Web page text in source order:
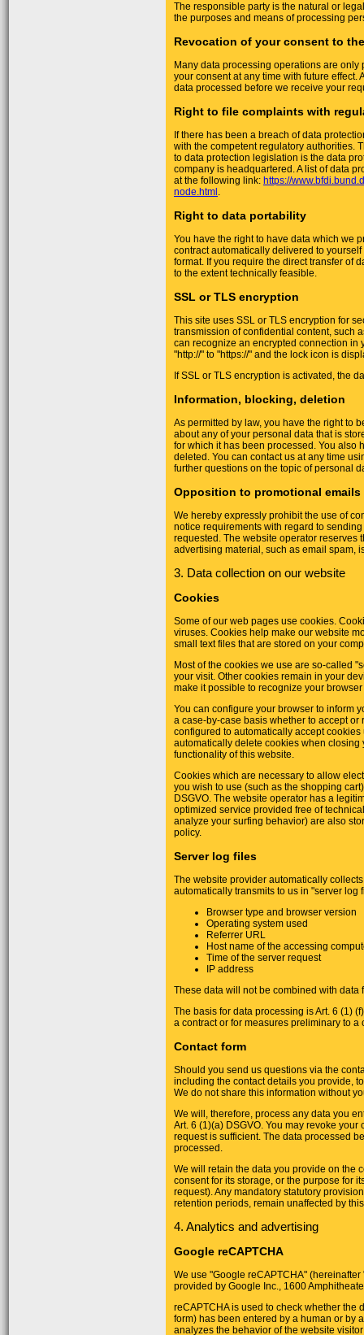
The responsible party is the natural or
the purposes and means of processing
Revocation of your consent to
Many data processing operations are
your consent at any time with future
data processed before we receive your
Right to file complaints with
If there has been a breach of data
with the competent regulatory authorities.
to data protection legislation is the data
company is headquartered. A list of data
at the following link: https://
node.html .
Right to data portability
You have the right to have data which we
contract automatically delivered to
format. If you require the direct transfer of
to the extent technically feasible.
SSL or TLS encryption
This site uses SSL or TLS encryption for
transmission of confidential content, such
can recognize an encrypted connection in
"http://" to "https://" and the lock icon is
If SSL or TLS encryption is activated, the
Information, blocking, deletion
As permitted by law, you have the right to
about any of your personal data that is
for which it has been processed. You also
deleted. You can contact us at any time
further questions on the topic of personal
Opposition to promotional emails
We hereby expressly prohibit the use of
notice requirements with regard to
requested. The website operator reserves
advertising material, such as email spam,
3. Data collection on our website
Cookies
Some of our web pages use cookies.
viruses. Cookies help make our website
small text files that are stored on your
Most of the cookies we use are so-called
your visit. Other cookies remain in your
make it possible to recognize your
You can configure your browser to inform
a case-by-case basis whether to accept
configured to automatically accept
automatically delete cookies when
functionality of this website.
Cookies which are necessary to allow
you wish to use (such as the shopping
DSGVO. The website operator has a
optimized service provided free of
analyze your surfing behavior) are also
policy.
Server log files
The website provider automatically
automatically transmits to us in "server log
Browser type and browser version
Operating system used
Referrer URL
Host name of the accessing
Time of the server request
IP address
These data will not be combined with data
The basis for data processing is Art. 6 (1)
a contract or for measures preliminary to a
Contact form
Should you send us questions via the
including the contact details you provide,
We do not share this information without
We will, therefore, process any data you
Art. 6 (1)(a) DSGVO. You may revoke
request is sufficient. The data processed
processed.
We will retain the data you provide on the
consent for its storage, or the purpose for
request). Any mandatory statutory
retention periods, remain unaffected by
4. Analytics and advertising
Google reCAPTCHA
We use "Google reCAPTCHA"
provided by Google Inc., 1600
reCAPTCHA is used to check whether the
form) has been entered by a human or by
analyzes the behavior of the website